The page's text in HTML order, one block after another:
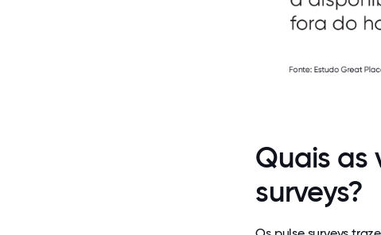
Quais as
surveys?